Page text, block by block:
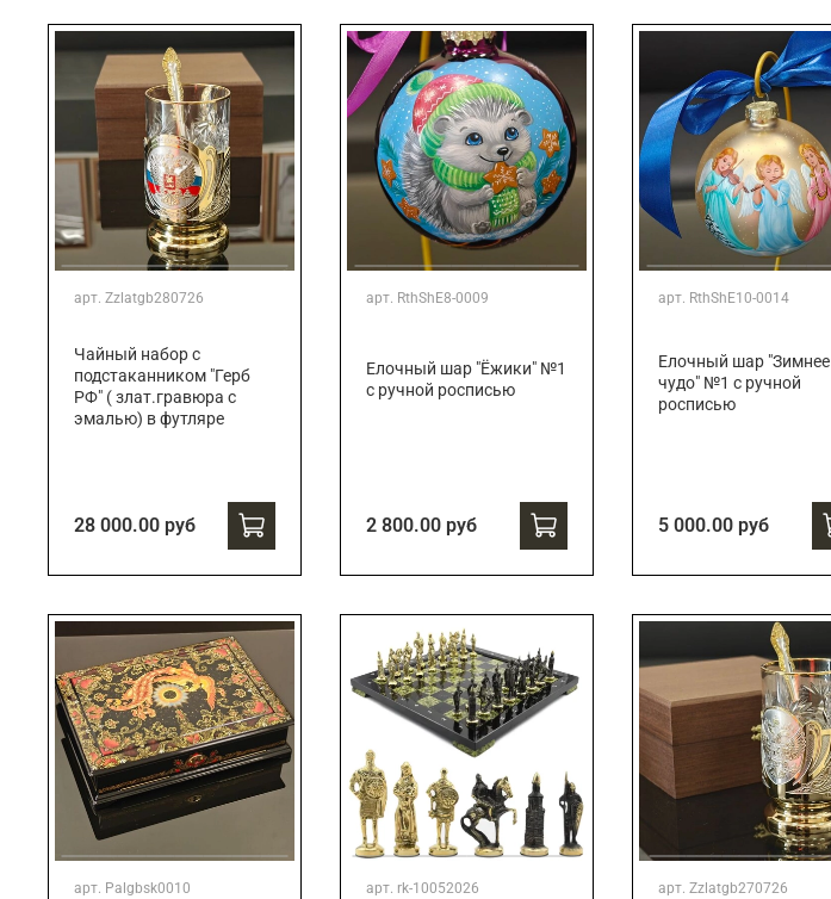
Подарки брокеру
Подарки директору/руководителю
Подарки строителю
Подарки учителю
арт. Zzlatgb280726
Чайный набор с
подстаканником "Герб
РФ" ( злат.гравюра с
эмалью) в футляре
28 000.00 руб
арт. RthShE8-0009
Елочный шар "Ёжики" №1
с ручной росписью
2 800.00 руб
арт. RthShE10-0014
Елочный шар "Зимнее
чудо" №1 с ручной
росписью
5 000.00 руб
арт. Palgbsk0010 арт. rk-10052026 арт. Zzlatgb270726